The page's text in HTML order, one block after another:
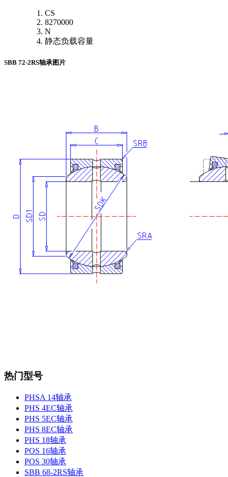
CS
8270000
N
静态负载容量
SBB 72-2RS轴承图片
热门型号
PHSA 14轴承
PHS 4EC轴承
PHS 5EC轴承
PHS 8EC轴承
PHS 18轴承
POS 16轴承
POS 30轴承
SBB 68-2RS轴承